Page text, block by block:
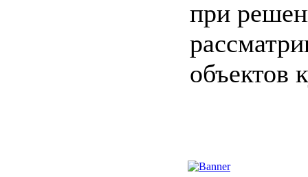
при
объектов